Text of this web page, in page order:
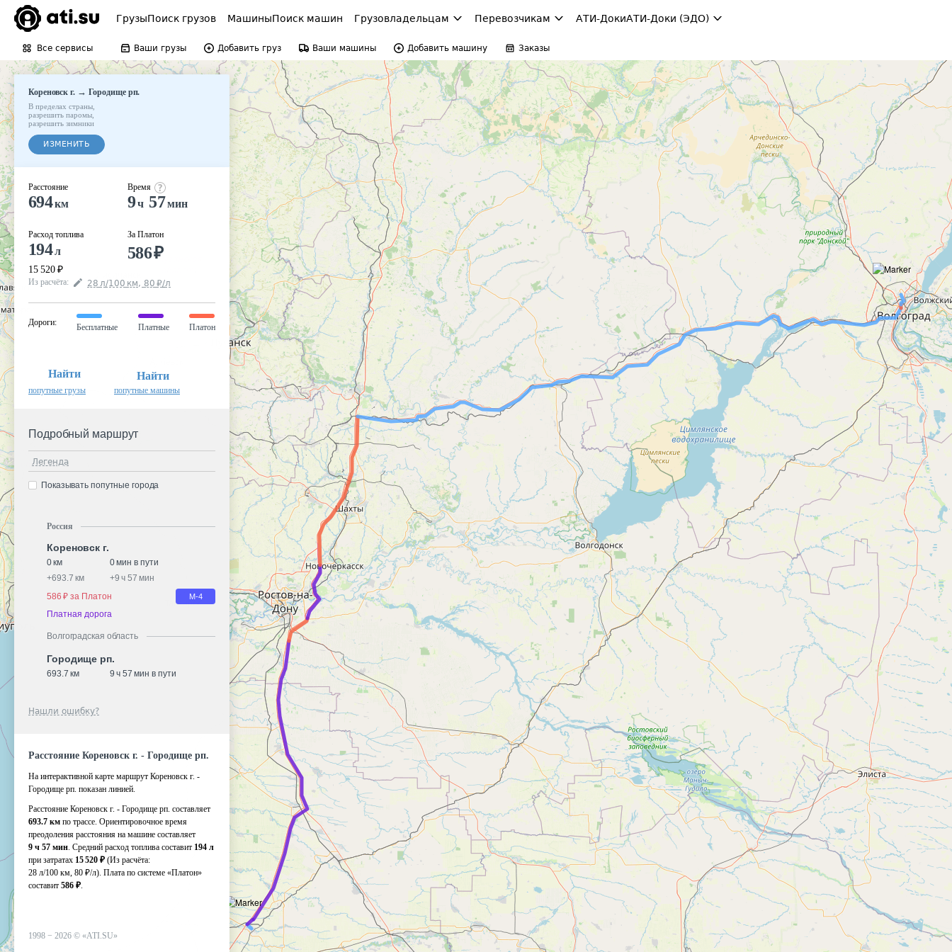
ГрузыПоиск грузов МашиныПоиск машин Грузовладельцам Перевозчикам АТИ-ДокиАТИ-Доки (ЭДО)
Все сервисы Ваши грузы Добавить груз Ваши машины Добавить машину Заказы
Кореновск г.→ Городище рп.
В пределах страны
разрешить паромы
разрешить зимники
ИЗМЕНИТЬ
Расстояние
694км
Расход топлива
194л
15 520 ₽
Время
9ч 57мин
За Платон
586₽
Из расчёта: 28 л/100 км, 80 ₽/л
Дороги:
Бесплатные Платные Платон
Найти
попутные грузы
Найти
попутные машины
Подробный маршрут
Легенда
Показывать попутные города
Россия
Кореновск г.
0 км
0 мин в пути
+693.7 км +9 ч 57 мин
586 ₽ за Платон
М-4
Платная дорога
Волгоградская область
Городище рп.
693.7 км 9 ч 57 мин в пути
Нашли ошибку?
Расстояние Кореновск г. - Городище рп.
На интерактивной карте маршрут Кореновск г. -
Городище рп. показан линией.
Расстояние Кореновск г. - Городище рп. составляет
693.7 км по трассе. Ориентировочное время
преодоления расстояния на машине составляет
9 ч 57 мин. Средний расход топлива составит 194 л
при затратах 15 520 ₽ (Из расчёта:
28 л/100 км, 80 ₽/л). Плата по системе «Платон»
составит 586 ₽.
1998 − 2026 © «ATI.SU»